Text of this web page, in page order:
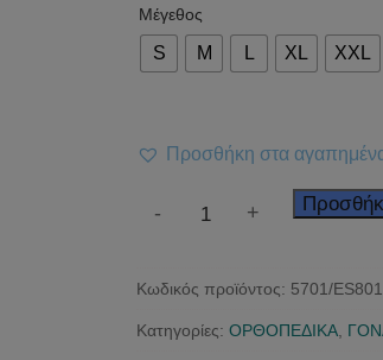
Μέγεθος
S M L XL XXL
Προσθήκη στα
Περικνημίδα
- +
Κωδικός προϊόντος: 5701/ES801
Κατηγορίες: ΟΡΘΟΠΕΔΙΚΑ